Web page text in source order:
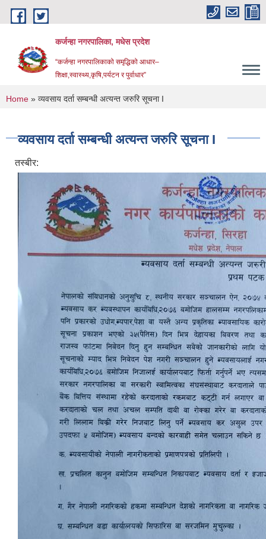
Skip to main content
कर्जन्हा नगरपालिका, मधेस प्रदेश
“कर्जन्हा नगरपालिकाको समृद्धिको आधार–
शिक्षा,स्वास्थ्य,कृषि,पर्यटन र पुर्वाधार”
You are here
Home » व्यवसाय दर्ता सम्बन्धी अत्यन्त जरुरि सूचना I
व्यवसाय दर्ता सम्बन्धी अत्यन्त जरुरि सूचना I
तस्बीर: